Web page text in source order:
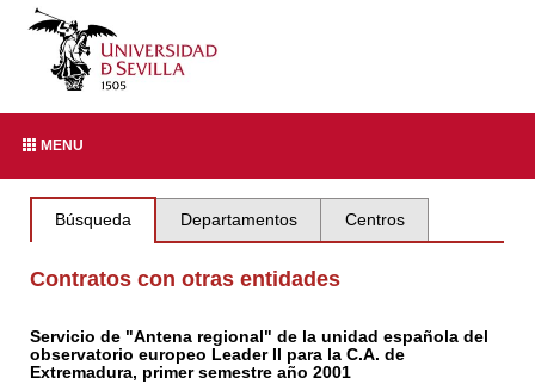
MENU
Búsqueda Departamentos Centros
Contratos con otras entidades
Servicio de "Antena regional" de la unidad española del
observatorio europeo Leader II para la C.A. de
Extremadura, primer semestre año 2001